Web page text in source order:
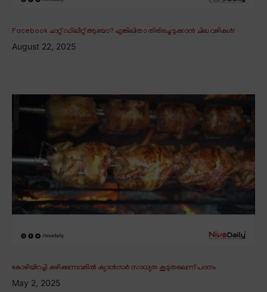
Facebook ചാറ്റ് ഡിലീറ്റ് ആയോ? എങ്കിലിതാ തിരിച്ചെടുക്കാൻ ചില വഴികൾ!
August 22, 2025
കോഴിയിറച്ചി കഴിക്കുന്നവരിൽ ക്യാൻസർ സാധ്യത കൂടുതലെന്ന് പഠനം
May 2, 2025